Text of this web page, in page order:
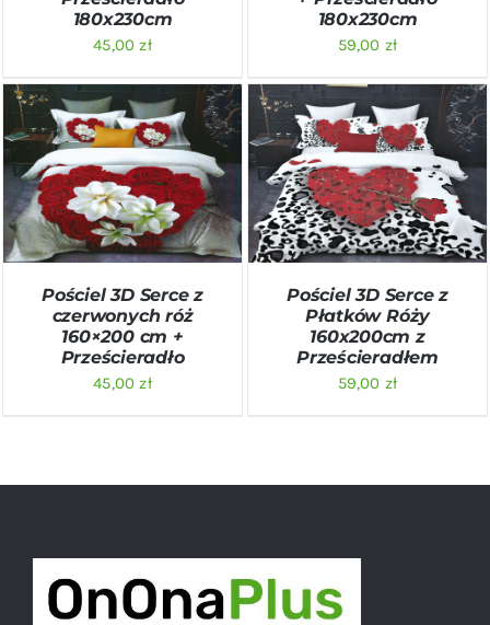
180x230cm
45,00zł
180x230cm
59,00 zł
DODAJ DO KOSZYKA
/
SZCZEGÓŁY
Pościel 3D Serce z
czerwonych róż
160×200 cm +
Prześcieradło
45,00zł
DODAJ DO KOSZYKA
/
SZCZEGÓŁY
Pościel 3D Serce z
Płatków Róży
160x200cm z
Prześcieradłem
59,00 zł